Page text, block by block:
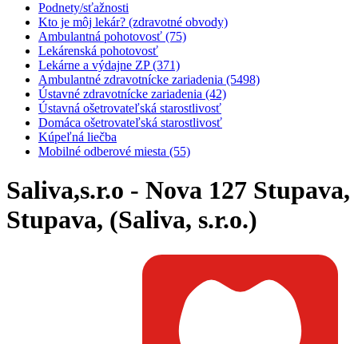
Podnety/sťažnosti
Kto je môj lekár? (zdravotné obvody)
Ambulantná pohotovosť (75)
Lekárenská pohotovosť
Lekárne a výdajne ZP (371)
Ambulantné zdravotnícke zariadenia (5498)
Ústavné zdravotnícke zariadenia (42)
Ústavná ošetrovateľská starostlivosť
Domáca ošetrovateľská starostlivosť
Kúpeľná liečba
Mobilné odberové miesta (55)
Saliva,s.r.o - Nova 127 Stupava,
Stupava, (Saliva, s.r.o.)